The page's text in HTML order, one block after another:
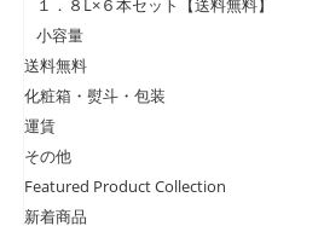
１．８L×６本セット【送料無料】
小容量
送料無料
化粧箱・熨斗・包装
運賃
その他
Featured Product Collection
新着商品